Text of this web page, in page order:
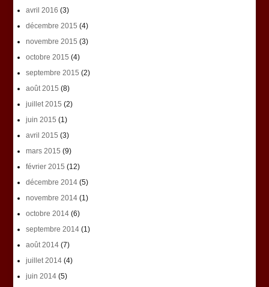
avril 2016 (3)
décembre 2015 (4)
novembre 2015 (3)
octobre 2015 (4)
septembre 2015 (2)
août 2015 (8)
juillet 2015 (2)
juin 2015 (1)
avril 2015 (3)
mars 2015 (9)
février 2015 (12)
décembre 2014(5)
novembre 2014(1)
octobre 2014(6)
septembre 2014(1)
août 2014(7)
juillet 2014(4)
juin 2014(5)